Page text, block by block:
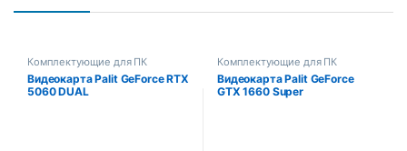
Комплектующие для ПК
Видеокарта Palit GeForce RTX
5060 DUAL
Комплектующие для ПК
Видеокарта Palit GeForce
GTX 1660 Super